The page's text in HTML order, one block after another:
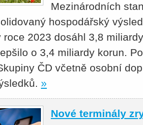
Mezinárodních
hospodářský
roce 2023 dosáhl 3,8
o 3,4 miliardy korun.
ČD včetně osobní
»
Nové terminály